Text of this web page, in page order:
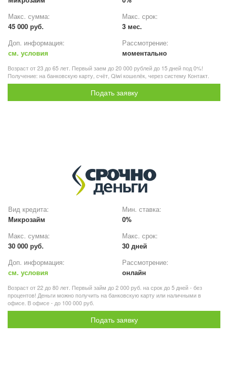
Макс. сумма:
45 000 руб.
Макс. срок:
3 мес.
Доп. информация:
см. условия
Рассмотрение:
моментально
Возраст от 23 до 65 лет. Первый заем до 20 000 рублей до 15 дней под 0%!
Получение: на банковскую карту, счёт, Qiwi кошелёк, через систему Контакт.
Подать заявку
Вид кредита:
Микрозайм
Мин. ставка:
0%
Макс. сумма:
30 000 руб.
Макс. срок:
30 дней
Доп. информация:
см. условия
Рассмотрение:
онлайн
Возраст от 22 до 80 лет. Первый займ до 2 000 руб. на срок до 5 дней - без
процентов! Деньги можно получить на банковскую карту или наличными в
офисе. В офисе - до 100 000 руб.
Подать заявку